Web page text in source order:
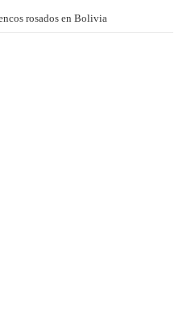
rosados en Bolivia